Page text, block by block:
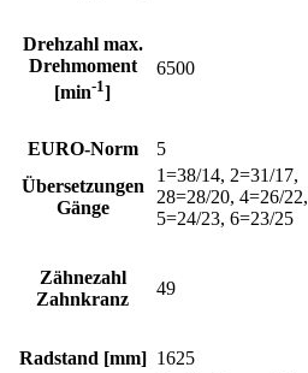
Drehzahl max.
Drehmoment
[min-1]
6500
EURO-Norm
5
Übersetzungen
Gänge
1=38/14, 2=31/17,
28=28/20, 4=26/22,
5=24/23, 6=23/25
Zähnezahl
Zahnkranz
49
Radstand [mm] 1625